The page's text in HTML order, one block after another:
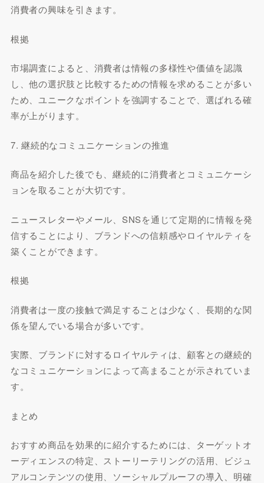
消費者の興味を引きます。
根拠
市場調査によると、消費者は情報の多様性や価値を認識
し、他の選択肢と比較するための情報を求めることが多い
ため、ユニークなポイントを強調することで、選ばれる確
率が上がります。
7. 継続的なコミュニケーションの推進
商品を紹介した後でも、継続的に消費者とコミュニケーシ
ョンを取ることが大切です。
ニュースレターやメール、SNSを通じて定期的に情報を発
信することにより、ブランドへの信頼感やロイヤルティを
築くことができます。
根拠
消費者は一度の接触で満足することは少なく、長期的な関
係を望んでいる場合が多いです。
実際、ブランドに対するロイヤルティは、顧客との継続的
なコミュニケーションによって高まることが示されていま
す。
まとめ
おすすめ商品を効果的に紹介するためには、ターゲットオ
ーディエンスの特定、ストーリーテリングの活用、ビジュ
アルコンテンツの使用、ソーシャルプルーフの導入、明確